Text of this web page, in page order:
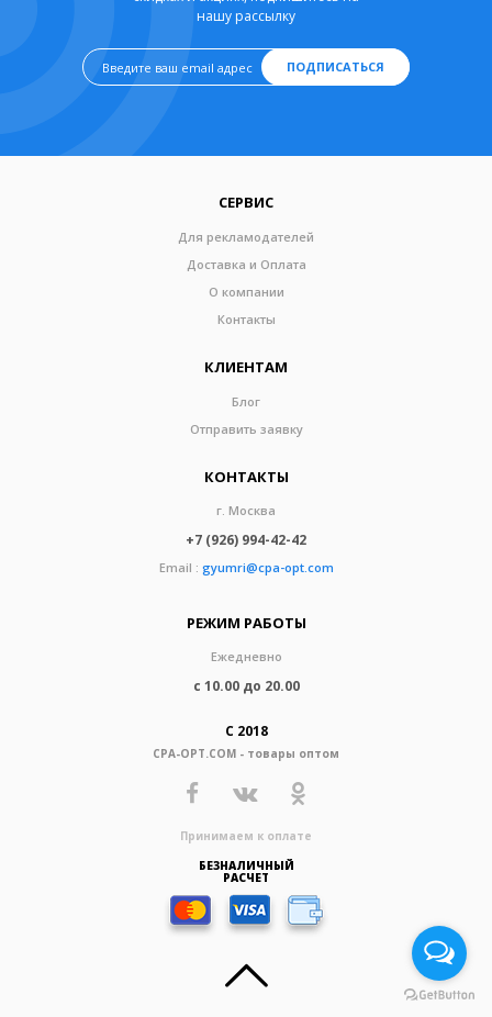
нашу рассылку
ПОДПИСАТЬСЯ
СЕРВИС
Для рекламодателей
Доставка и Оплата
О компании
Контакты
КЛИЕНТАМ
Блог
Отправить заявку
КОНТАКТЫ
г. Москва
+7 (926) 994-42-42
Email : gyumri@cpa-opt.com
РЕЖИМ РАБОТЫ
Ежедневно
с 10.00 до 20.00
С 2018
CPA-OPT.COM - товары оптом
Принимаем к оплате
БЕЗНАЛИЧНЫЙ
РАСЧЕТ